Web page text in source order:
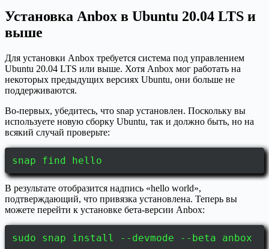
Установка Anbox в Ubuntu 20.04 LTS и
выше
Для установки Anbox требуется система под управлением
Ubuntu 20.04 LTS или выше. Хотя Anbox мог работать на
некоторых предыдущих версиях Ubuntu, они больше не
поддерживаются.
Во-первых, убедитесь, что snap установлен. Поскольку вы
используете новую сборку Ubuntu, так и должно быть, но на
всякий случай проверьте:
snap find hello
В результате отобразится надпись «hello world»,
подтверждающий, что привязка установлена. Теперь вы
можете перейти к установке бета-версии Anbox:
sudo snap install --devmode --beta anbox